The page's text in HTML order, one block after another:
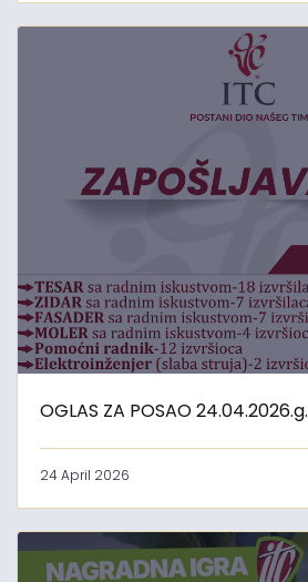
OGLAS ZA POSAO 24.04.2026.g.
24 April 2026